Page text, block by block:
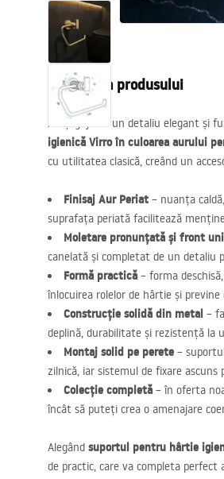
Bucatarie
Accesorii și mobilier pentru
Descrierea produsului
Aveți grijă de un detaliu elegant și
igienică Virro în culoarea aurului
cu utilitatea clasică, creând un
Finisaj Aur Periat – nuanța
suprafața periată facilitează
Moletare pronunțată și front
canelată și completat de un detaliu
Formă practică – forma
înlocuirea rolelor de hârtie și
Construcție solidă din metal –
deplină, durabilitate și rezistență la
Montaj solid pe perete –
zilnică, iar sistemul de fixare
Colecție completă – în oferta
încât să puteți crea o amenajare
Alegând suportul pentru hârtie
de practic, care va completa perfect